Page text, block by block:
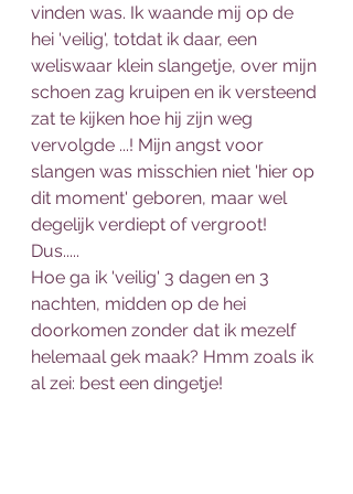
vinden was. Ik waande mij op de
hei 'veilig', totdat ik daar, een
weliswaar klein slangetje, over mijn
schoen zag kruipen en ik versteend
zat te kijken hoe hij zijn weg
vervolgde ...! Mijn angst voor
slangen was misschien niet 'hier op
dit moment' geboren, maar wel
degelijk verdiept of vergroot!
Dus.....
Hoe ga ik 'veilig' 3 dagen en 3
nachten, midden op de hei
doorkomen zonder dat ik mezelf
helemaal gek maak? Hmm zoals ik
al zei: best een dingetje!